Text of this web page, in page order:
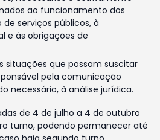
ao funcionamento dos
serviços públicos, à
e às obrigações de
situações que possam suscitar
pela comunicação
necessário, à análise jurídica.
de 4 de julho a 4 de outubro
turno, podendo permanecer até